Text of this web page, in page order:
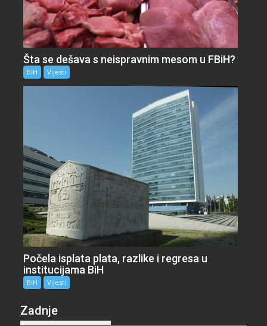
Šta se dešava s neispravnim mesom u FBiH?
BiH Vijesti
Počela isplata plata, razlike i regresa u
institucijama BiH
BiH Vijesti
Zadnje